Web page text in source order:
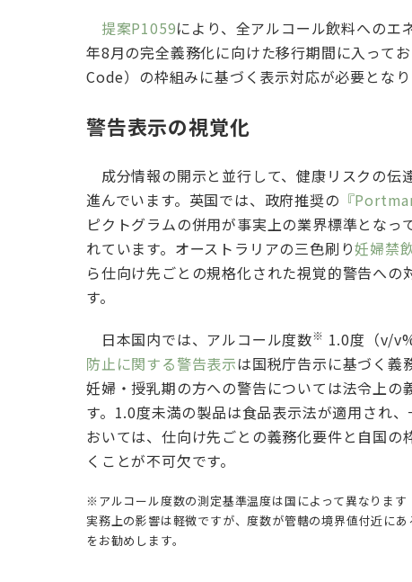
提案P1059により、全アルコール飲料へのエ
年8月の完全義務化に向けた移行期間に入って
Code）の枠組みに基づく表示対応が必要となり
警告表示の視覚化
成分情報の開示と並行して、健康リスクの伝
進んでいます。英国では、政府推奨の 『
ピクトグラムの併用が事実上の業界標準となっ
れています。オーストラリアの三色刷り妊婦禁
ら仕向け先ごとの規格化された視覚的警告へ
す。
日本国内では、アルコール度数※ 1.0度（v/
防止に関する警告表示は国税庁告示に基づく義
妊婦・授乳期の方への警告については法令上の
す。1.0度未満の製品は食品表示法が適用され
おいては、仕向け先ごとの義務化要件と自国
くことが不可欠です。
※アルコール度数の測定基準温度は国によって異なりま
実務上の影響は軽微ですが、度数が管轄の境界値付近に
をお勧めします。